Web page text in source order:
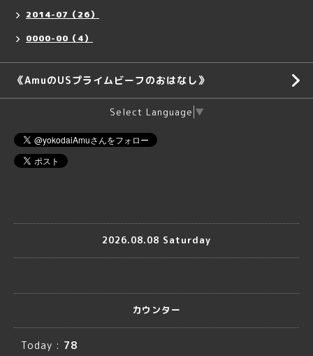
2014-07（26）
0000-00（4）
《AmuのUSプライムビーフのおはなし》
Select Language ▼
2026.08.08 Saturday
カウンター
Today : 78